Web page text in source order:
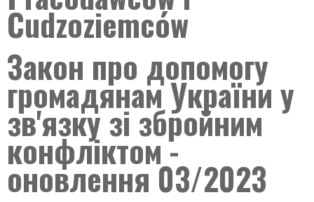
Cudzoziemców
Закон про допомогу
громадянам України у
зв'язку зі збройним
конфліктом -
оновлення 03/2023